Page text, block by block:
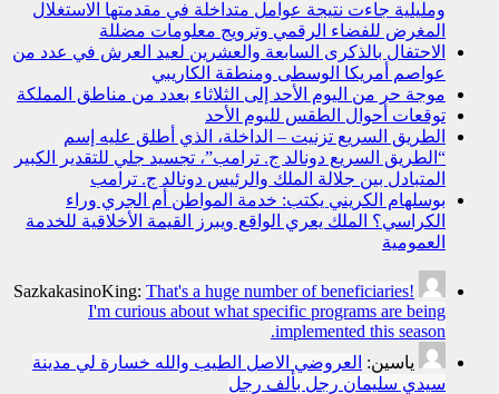
ومليلية جاءت نتيجة عوامل متداخلة في مقدمتها الاستغلال
المغرض للفضاء الرقمي وترويج معلومات مضللة
الاحتفال بالذكرى السابعة والعشرين لعيد العرش في عدد من
عواصم أمريكا الوسطى ومنطقة الكاريبي
موجة حر من اليوم الأحد إلى الثلاثاء بعدد من مناطق المملكة
توقعات أحوال الطقس لليوم الأحد
الطريق السريع تزنيت – الداخلة، الذي أطلق عليه إسم
“الطريق السريع دونالد ج. ترامب”، تجسيد جلي للتقدير الكبير
المتبادل بين جلالة الملك والرئيس دونالد ج. ترامب
بوسلهام الكريني يكتب: خدمة المواطن أم الجري وراء
الكراسي؟ الملك يعري الواقع ويبرز القيمة الأخلاقية للخدمة
العمومية
SazkakasinoKing: That's a huge number of beneficiaries!
I'm curious about what specific programs are being
implemented this season.
ياسين: العروضي الاصل الطيب والله خسارة لي مدينة
سيدي سليمان رجل بألف رجل